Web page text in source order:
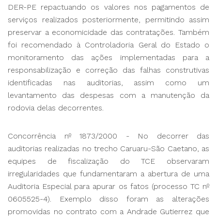
DER-PE repactuando os valores nos pagamentos de
serviços realizados posteriormente, permitindo assim
preservar a economicidade das contratações. Também
foi recomendado à Controladoria Geral do Estado o
monitoramento das ações implementadas para a
responsabilização e correção das falhas construtivas
identificadas nas auditorias, assim como um
levantamento das despesas com a manutenção da
rodovia delas decorrentes.
Concorrência nº 1873/2000 - No decorrer das
auditorias realizadas no trecho Caruaru-São Caetano, as
equipes de fiscalização do TCE observaram
irregularidades que fundamentaram a abertura de uma
Auditoria Especial para apurar os fatos (processo TC nº
0605525-4). Exemplo disso foram as alterações
promovidas no contrato com a Andrade Gutierrez que